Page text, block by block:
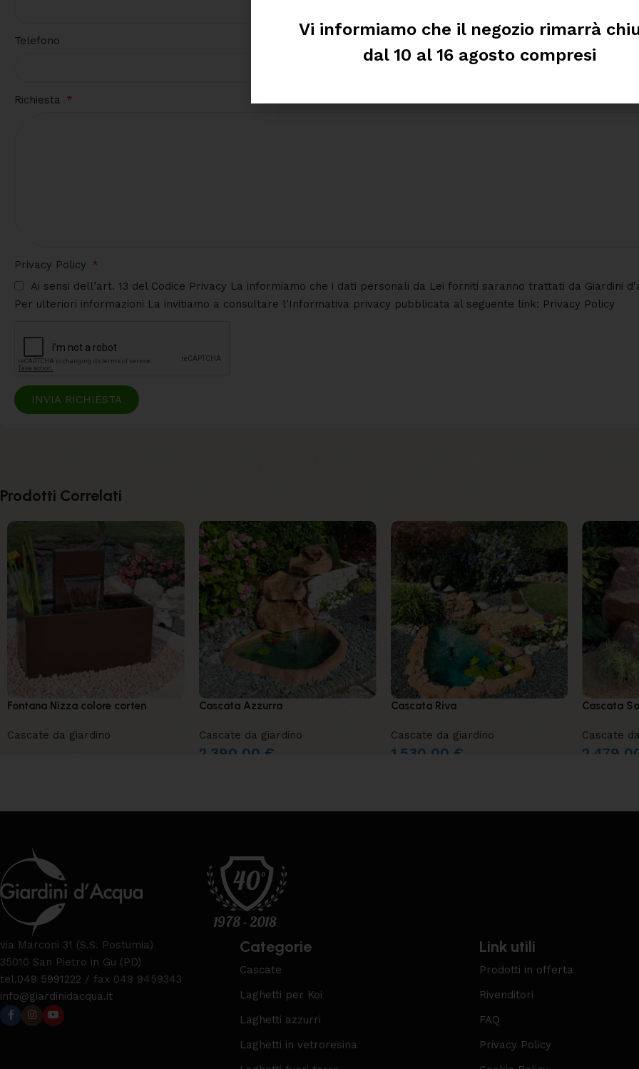
Telefono Email
Richiesta
Privacy Policy
Ai sensi dell’art. 13 del Codice Privacy La informiamo che i dati personali da Lei forniti saranno trattati da Giardini
Per ulteriori informazioni La invitiamo a consultare l’Informativa privacy pubblicata al seguente link: Privacy Policy
INVIA RICHIESTA
Prodotti Correlati
Fontana Nizza colore corten
Cascate da giardino
Cascata Azzurra
Cascate da giardino
2.390,00 €
Cascata Riva
Cascate da giardino
1.530,00 €
Cascata
Cascate
via Marconi 31 (S.S. Postumia)
35010 San Pietro in Gu (PD)
tel.049 5991222 / fax 049 9459343
info@giardinidacqua.it
Categorie
Cascate
Laghetti per Koi
Laghetti azzurri
Laghetti in vetroresina
Link utili
Prodotti in offerta
Rivenditori
FAQ
Privacy Policy
Vi informiamo che il negozio rimarrà
dal 10 al 16 agosto compresi